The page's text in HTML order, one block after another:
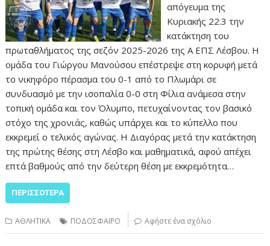
απόγευμα της
Κυριακής 22.3 την
κατάκτηση του
πρωταθλήματος της σεζόν 2025-2026 της Α ΕΠΣ Λέσβου. Η
ομάδα του Γιώργου Μανούσου επέστρεψε στη κορυφή μετά
το νικηφόρο πέρασμα του 0-1 από το Πλωμάρι σε
συνδυασμό με την ισοπαλία 0-0 στη Φίλια ανάμεσα στην
τοπική ομάδα και τον Όλυμπο, πετυχαίνοντας τον βασικό
στόχο της χρονιάς, καθώς υπάρχει και το κύπελλο που
εκκρεμεί ο τελικός αγώνας. Η Διαγόρας μετά την κατάκτηση
της πρώτης θέσης στη Λέσβο και μαθηματικά, αφού απέχει
επτά βαθμούς από την δεύτερη θέση με εκκρεμότητα…
ΠΕΡΙΣΣΌΤΕΡΑ
ΑΘΛΗΤΙΚΑ ΠΟΔΟΣΦΑΙΡΟ Αφήστε ένα σχόλιο